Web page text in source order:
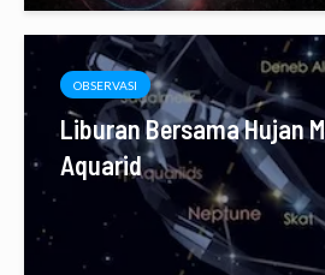
OBSERVASI
Liburan Bersama Hujan
Aquarid